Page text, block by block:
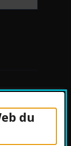
du